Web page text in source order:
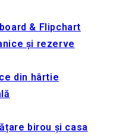
& Flipchart
și rezerve
din hârtie
birou și casa